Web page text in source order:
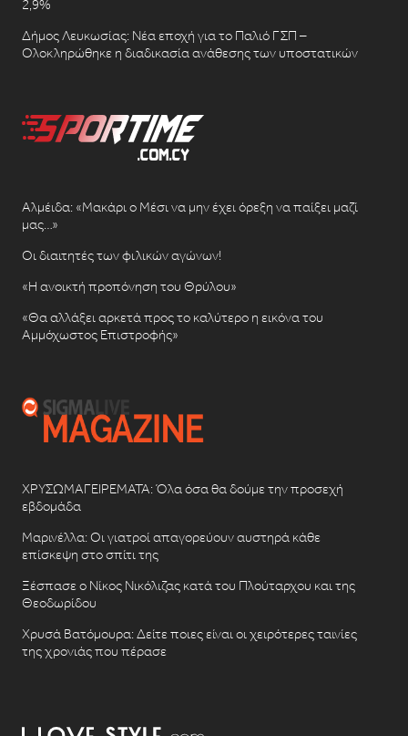
2,9%
Δήμος Λευκωσίας: Νέα εποχή για το Παλιό ΓΣΠ –
Ολοκληρώθηκε η διαδικασία ανάθεσης των υποστατικών
Αλμέιδα: «Μακάρι ο Μέσι να μην έχει όρεξη να παίξει μαζί
μας…»
Οι διαιτητές των φιλικών αγώνων!
«Η ανοικτή προπόνηση του Θρύλου»
«Θα αλλάξει αρκετά προς το καλύτερο η εικόνα του
Αμμόχωστος Επιστροφής»
ΧΡΥΣΩΜΑΓΕΙΡΕΜΑΤΑ: Όλα όσα θα δούμε την προσεχή
εβδομάδα
Μαρινέλλα: Οι γιατροί απαγορεύουν αυστηρά κάθε
επίσκεψη στο σπίτι της
Ξέσπασε ο Νίκος Νικόλιζας κατά του Πλούταρχου και της
Θεοδωρίδου
Χρυσά Βατόμουρα: Δείτε ποιες είναι οι χειρότερες ταινίες
της χρονιάς που πέρασε